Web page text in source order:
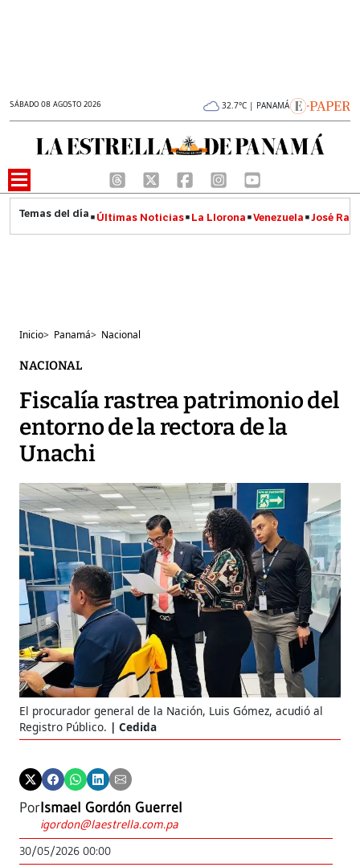
SÁBADO 08 AGOSTO 2026 32.7°C | PANAMÁ
Últimas Noticias La Llorona Venezuela José
Inicio> Panamá> Nacional
NACIONAL
Fiscalía rastrea patrimonio del
entorno de la rectora de la
Unachi
El procurador general de la Nación, Luis Gómez, acudió al
Registro Público.
Cedida
PorIsmael Gordón Guerrel
igordon@laestrella.com.pa
30/05/2026 00:00